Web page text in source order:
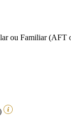
ou Familiar (AFT